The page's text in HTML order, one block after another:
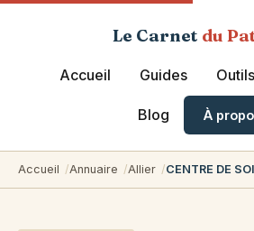
Le Carnet du
Accueil Guides Outils
Blog À
Accueil Annuaire Allier CENTRE DE